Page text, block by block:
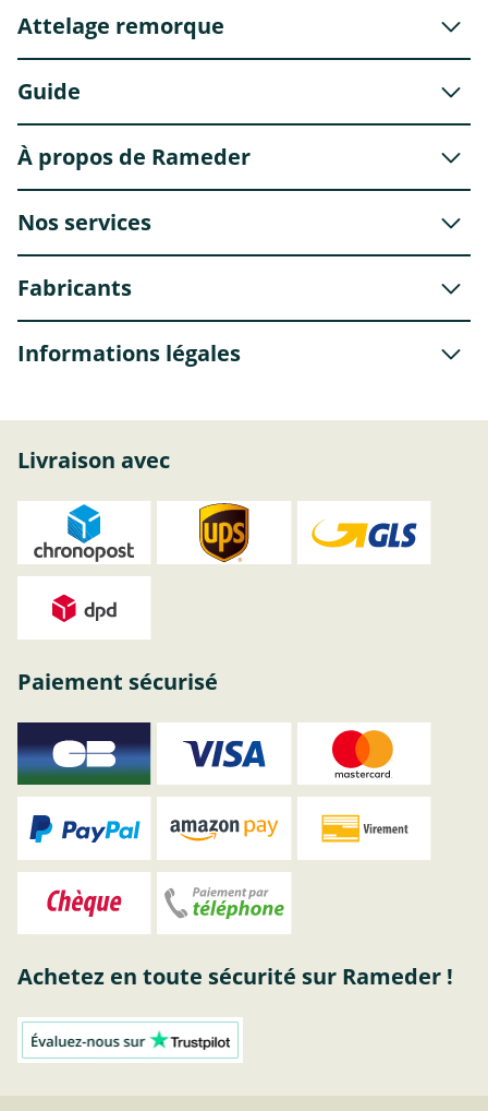
Attelage remorque
Guide
À propos de Rameder
Nos services
Fabricants
Informations légales
Livraison avec
Paiement sécurisé
Achetez en toute sécurité sur Rameder !